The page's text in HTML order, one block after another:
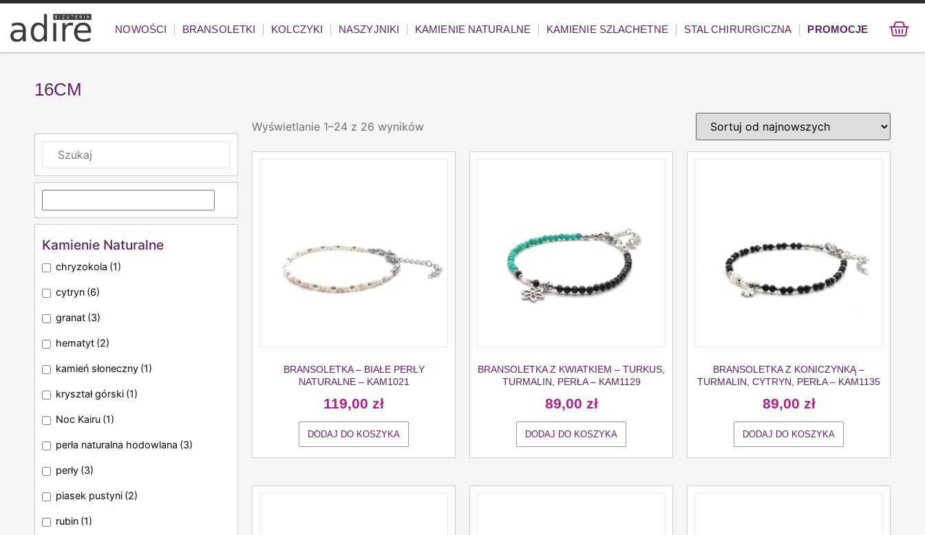
NOWOŚCI BRANSOLETKI KOLCZYKI NASZYJNIKI KAMIENIE NATURALNE KAMIENIE SZLACHETNE STAL CHIRURGICZNA PROMOCJE
16CM
Kamienie Naturalne
chryzokola (1)
cytryn (6)
granat (3)
hematyt (2)
kamień słoneczny (1)
kryształ górski (1)
Noc Kairu (1)
perła naturalna hodowlana (3)
perły (3)
piasek pustyni (2)
rubin (1)
Wyświetlanie 1–24 z 26 wyników
BRANSOLETKA – BIAŁE PERŁY
NATURALNE – KAM1021
119,00 zł
DODAJ DO KOSZYKA
BRANSOLETKA Z KWIATKIEM – TURKUS,
TURMALIN, PERŁA – KAM1129
89,00 zł
DODAJ DO KOSZYKA
BRANSOLETKA Z KONICZYNKĄ –
TURMALIN, CYTRYN, PERŁA – KAM1135
89,00 zł
DODAJ DO KOSZYKA